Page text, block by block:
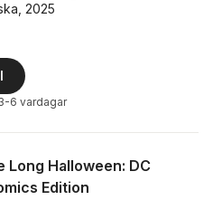
2025
Totalt antal röster:
6 vardagar
Long Halloween: DC
Edition